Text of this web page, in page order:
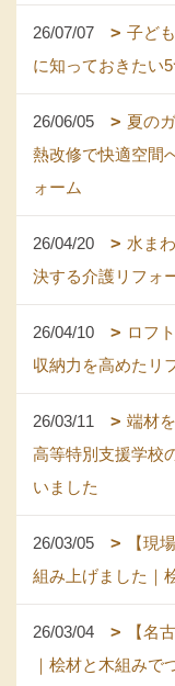
26/07/07
子ど
に知っておきたい
26/06/05
夏の
熱改修で快適空間
ォーム
26/04/20
水ま
決する介護リフォ
26/04/10
ロフ
収納力を高めたリ
26/03/11
端材
高等特別支援学校
いました
26/03/05
【現
組み上げました｜
26/03/04
【名
｜桧材と木組みで